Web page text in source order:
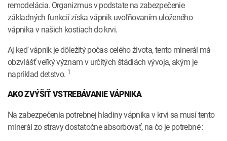
remodelácia. Organizmus v podstate na zabezpečenie
základných funkcií získa vápnik uvoľňovaním uloženého
vápnika v našich kostiach do krvi.
Aj keď vápnik je dôležitý počas celého života, tento minerál má
obzvlášť veľký význam v určitých štádiách vývoja, akým je
napríklad detstvo. 1
AKO ZVÝŠIŤ VSTREBÁVANIE VÁPNIKA
Na zabezpečenia potrebnej hladiny vápnika v krvi sa musí tento
minerál zo stravy dostatočne absorbovať, na čo je potrebné :